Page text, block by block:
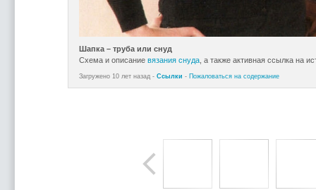
Шапка – труба или снуд
Схема и описание вязания снуда, а также активная ссылка на
Загружено 10 лет назад - Ссылки - Пожаловаться на содержание